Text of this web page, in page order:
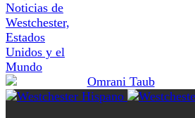
Noticias de
Westchester,
Estados
Unidos y el
Mundo